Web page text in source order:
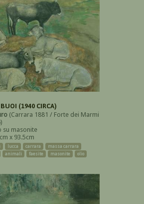
(1940 CIRCA)
(Carrara 1881 / Forte dei Marmi
su masonite
x 93.5cm
lucca carrara
massa carrara
animali faesite masonite
olio